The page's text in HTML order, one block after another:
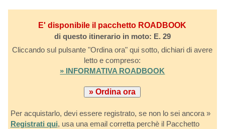
E' disponibile il pacchetto ROADBOOK
di questo itinerario in moto: E. 29
Cliccando sul pulsante "Ordina ora" qui sotto, dichiari di avere
letto e compreso:
» INFORMATIVA ROADBOOK
Per acquistarlo, devi essere registrato, se non lo sei ancora »
Registrati qui, usa una email corretta perchè il Pacchetto